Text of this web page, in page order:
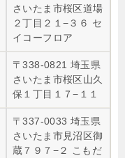
さいたま市桜区道場
２丁目２１−３６ セ
イコーフロア
〒338-0821 埼玉県
さいたま市桜区山久
保１丁目１７−１１
〒337-0033 埼玉県
さいたま市見沼区御
蔵７９７−２ こもだ